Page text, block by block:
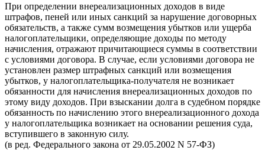
При определении внереализационных доходов в виде
штрафов, пеней или иных санкций за нарушение договорных
обязательств, а также сумм возмещения убытков или ущерба
налогоплательщики, определяющие доходы по методу
начисления, отражают причитающиеся суммы в соответствии
с условиями договора. В случае, если условиями договора не
установлен размер штрафных санкций или возмещения
убытков, у налогоплательщика-получателя не возникает
обязанности для начисления внереализационных доходов по
этому виду доходов. При взыскании долга в судебном порядке
обязанность по начислению этого внереализационного дохода
у налогоплательщика возникает на основании решения суда,
вступившего в законную силу.
(в ред. Федерального закона от 29.05.2002 N 57-ФЗ)